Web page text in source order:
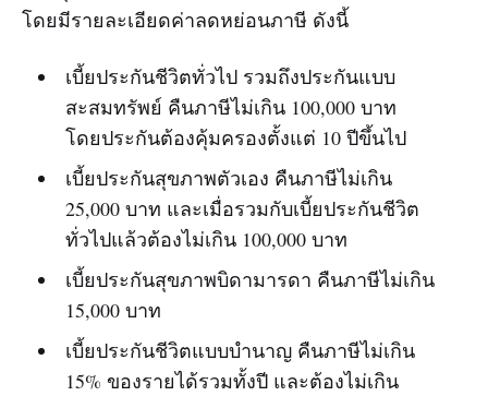
โดยมีรายละเอียดค่าลดหย่อนภาษี ดังนี้
เบี้ยประกันชีวิตทั่วไป รวมถึงประกันแบบ
สะสมทรัพย์ คืนภาษีไม่เกิน 100,000 บาท
โดยประกันต้องคุ้มครองตั้งแต่ 10 ปีขึ้นไป
เบี้ยประกันสุขภาพตัวเอง คืนภาษีไม่เกิน
25,000 บาท และเมื่อรวมกับเบี้ยประกันชีวิต
ทั่วไปแล้วต้องไม่เกิน 100,000 บาท
เบี้ยประกันสุขภาพบิดามารดา คืนภาษีไม่เกิน
15,000 บาท
เบี้ยประกันชีวิตแบบบำนาญ คืนภาษีไม่เกิน
15% ของรายได้รวมทั้งปี และต้องไม่เกิน